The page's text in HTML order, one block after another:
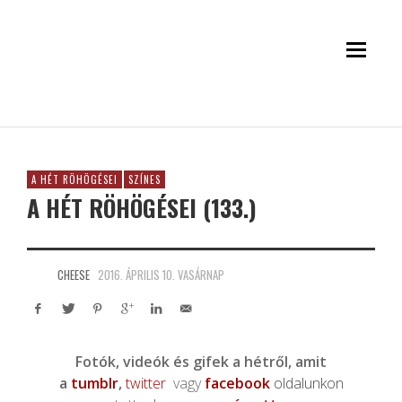
A HÉT RÖHÖGÉSEI SZÍNES
A HÉT RÖHÖGÉSEI (133.)
CHEESE 2016. ÁPRILIS 10. VASÁRNAP
Fotók, videók és gifek a hétről, amit
a tumblr,twitter vagyfacebookoldalunkon